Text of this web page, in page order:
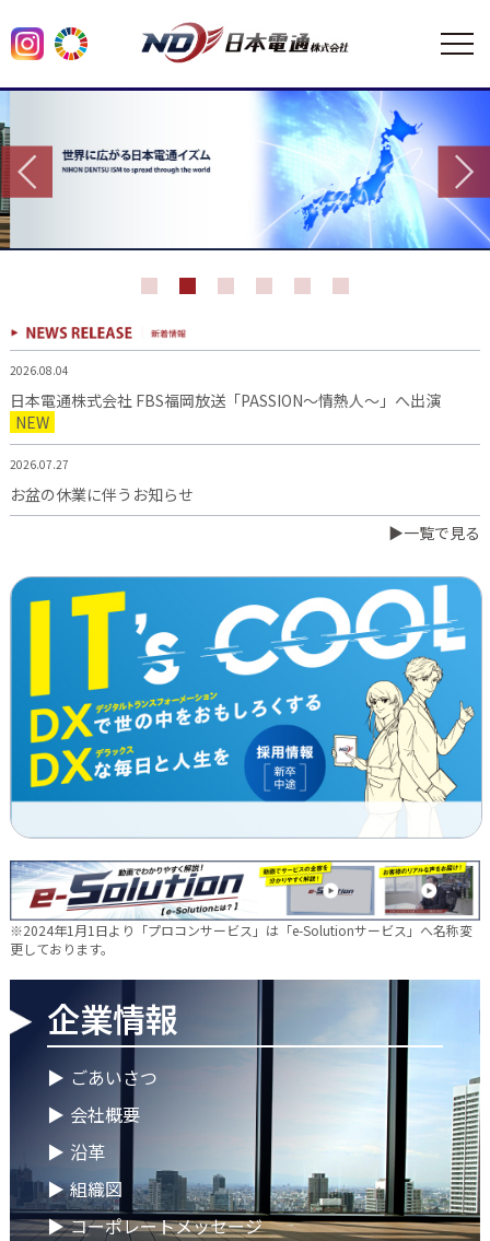
2026.08.04
日本電通株式会社 FBS福岡放送「PASSION～情熱人～」へ出演
NEW
2026.07.27
お盆の休業に伴うお知らせ
日本電通グループ、食品事業へ新たな挑戦 ～株式会社中野和一
郎商店をグループ会社化し食品製造事業を開始～
2026.06.16
新卒10期生 辞令交付式を行いました
2026.05.28
現場に新たな活気を！NDTEC株式会社に4名の仲間が加わりました
🔧
2026.05.13
新卒第10期生 OJT研修の様子をご紹介✨
2026.04.28
2026.04.28
ゴールデンウイークに伴う休業期間のお知らせ
2026.04.25
徳島オフィス 事務所移転のお知らせ
2026.04.02
🌸2026年度 入社式🌸
2026.03.09
▶一覧で見る
※2024年1月1日より「プロコンサービス」は「e-Solutionサービス」へ名称変
更しております。
企業情報
▶ ごあいさつ
▶ 会社概要
▶ 沿革
▶ 組織図
▶ コーポレートメッセージ